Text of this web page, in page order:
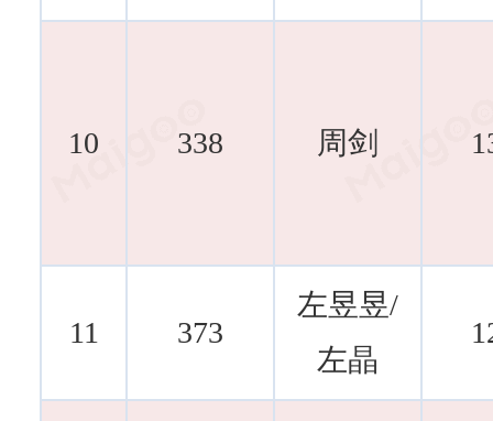
10 338 周剑
11 373
左昱昱/
左晶